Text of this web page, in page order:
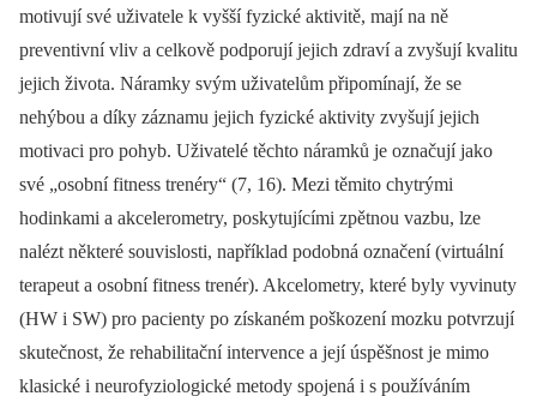
motivují své uživatele k vyšší fyzické aktivitě, mají na ně
preventivní vliv a celkově podporují jejich zdraví a zvyšují kvalitu
jejich života. Náramky svým uživatelům připomínají, že se
nehýbou a díky záznamu jejich fyzické aktivity zvyšují jejich
motivaci pro pohyb. Uživatelé těchto náramků je označují jako
své „osobní fitness trenéry“ (7, 16). Mezi těmito chytrými
hodinkami a akcelerometry, poskytujícími zpětnou vazbu, lze
nalézt některé souvislosti, například podobná označení (virtuální
terapeut a osobní fitness trenér). Akcelometry, které byly vyvinuty
(HW i SW) pro pacienty po získaném poškození mozku potvrzují
skutečnost, že rehabilitační intervence a její úspěšnost je mimo
klasické i neurofyziologické metody spojená i s používáním